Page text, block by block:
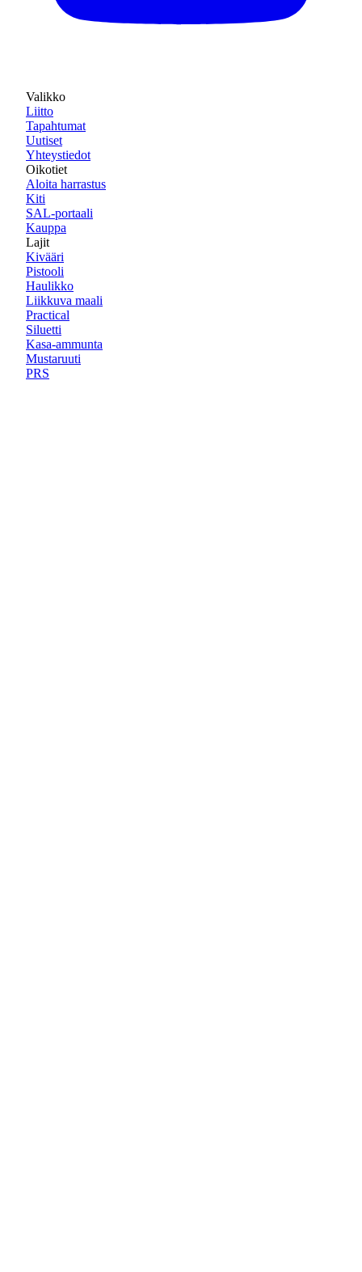
Valikko
Liitto
Tapahtumat
Uutiset
Yhteystiedot
Oikotiet
Aloita harrastus
Kiti
SAL-portaali
Kauppa
Lajit
Kivääri
Pistooli
Haulikko
Liikkuva maali
Practical
Siluetti
Kasa-ammunta
Mustaruuti
PRS